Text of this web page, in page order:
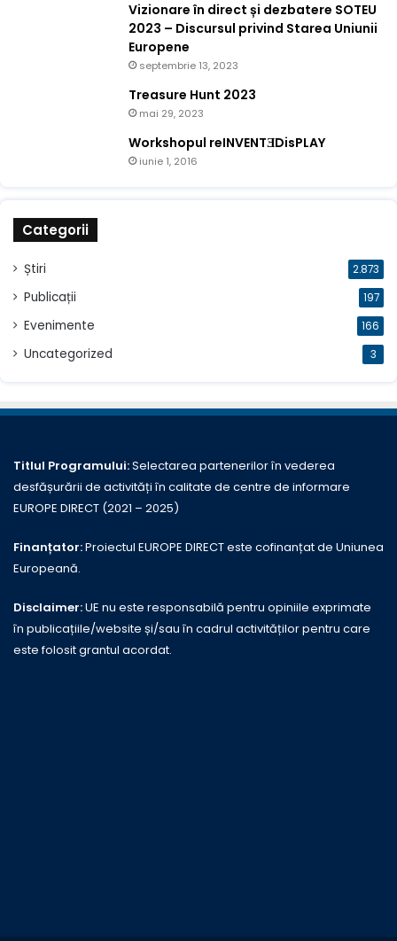
Vizionare în direct și dezbatere SOTEU
2023 – Discursul privind Starea Uniunii
Europene
septembrie 13, 2023
Treasure Hunt 2023
mai 29, 2023
Workshopul reINVENTƎDisPLAY
iunie 1, 2016
Categorii
Știri 2.873
Publicații 197
Evenimente 166
Uncategorized 3
Titlul Programului:Selectarea partenerilor în vederea
desfășurării de activități în calitate de centre de informare
EUROPE DIRECT (2021 – 2025)
Finanțator:Proiectul EUROPE DIRECT este cofinanțat de Uniunea
Europeană.
Disclaimer:UE nu este responsabilă pentru opiniile exprimate
în publicațiile/website și/sau în cadrul activităților pentru care
este folosit grantul acordat.